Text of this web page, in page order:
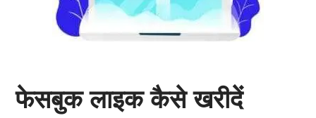
फेसबुक लाइक कैसे खरीदें